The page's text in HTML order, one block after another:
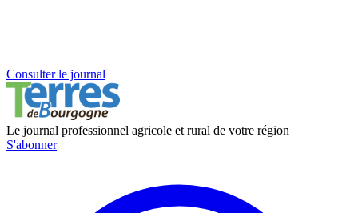
Consulter le journal
Le journal professionnel agricole et rural de votre région
S'abonner